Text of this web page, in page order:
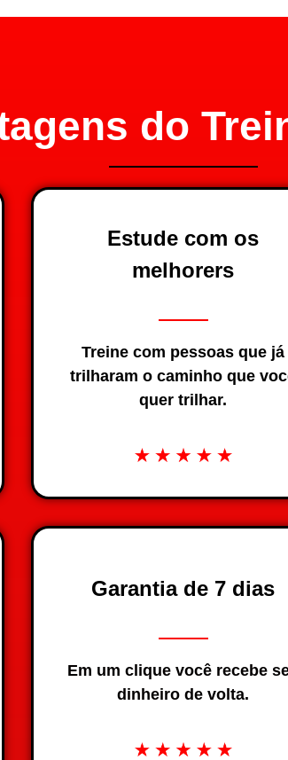
do
Estude com os
melhorers
Treine com pessoas que já
trilharam o caminho que
quer trilhar.
Garantia de 7 dias
Em um clique você recebe
dinheiro de volta.